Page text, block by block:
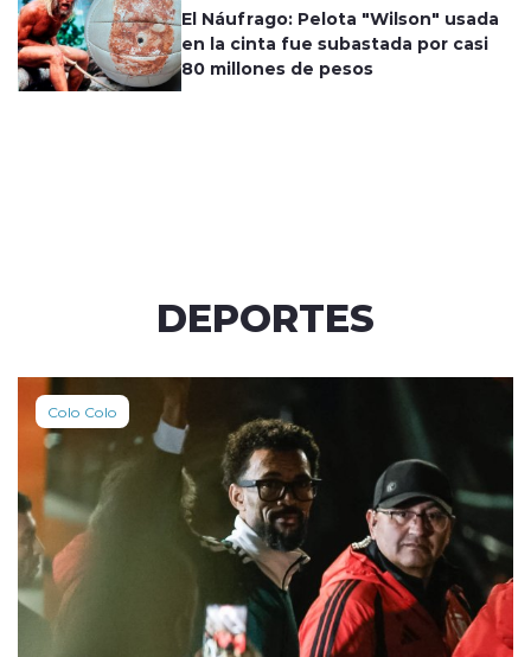
El Náufrago: Pelota "Wilson" usada
en la cinta fue subastada por casi
80 millones de pesos
DEPORTES
Colo Colo